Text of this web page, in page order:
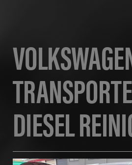
DIESEL